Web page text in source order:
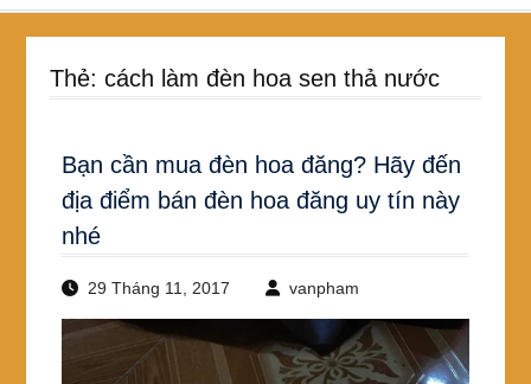
Thẻ: cách làm đèn hoa sen thả nước
Bạn cần mua đèn hoa đăng? Hãy đến
địa điểm bán đèn hoa đăng uy tín này
nhé
29 Tháng 11, 2017 vanpham